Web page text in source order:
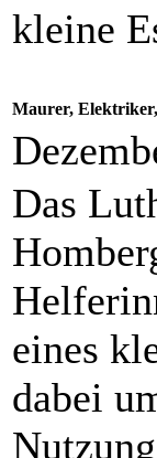
kleine
Maurer,
Das
eines
dabei